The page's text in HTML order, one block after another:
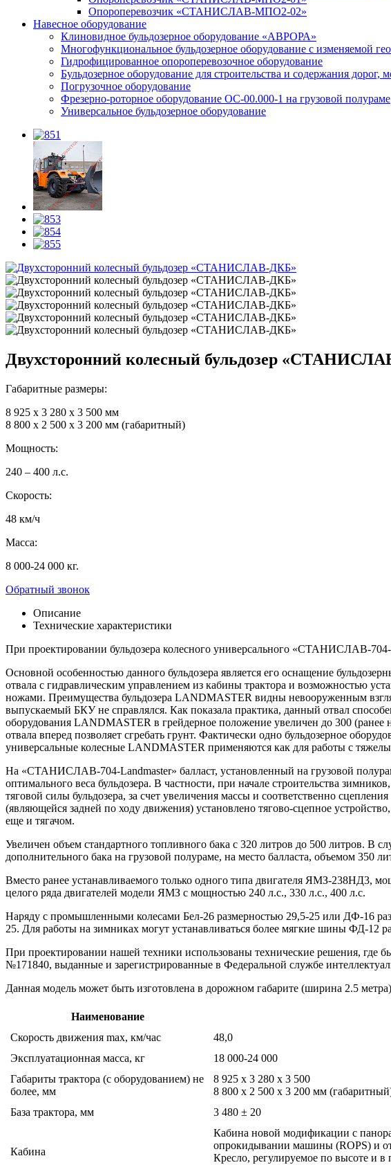
Опороперевозчик «СТАНИСЛАВ-МПО2-02»
Навесное оборудование
Клиновидное бульдозерное оборудование «АВРОРА»
Многофункциональное бульдозерное оборудование с изменяемой
Гидрофицированное опороперевозочное оборудование
Бульдозерное оборудование для строительства и содержания дорог,
Погрузочное оборудование
Фрезерно-роторное оборудование ОС-00.000-1 на грузовой полураме
Универсальное бульдозерное оборудование
Двухсторонний колесный бульдозер
Габаритные размеры:
8 925 x 3 280 x 3 500 мм
8 800 х 2 500 х 3 200 мм (габаритный)
Мощность:
240 – 400 л.с.
Скорость:
48 км/ч
Масса:
8 000-24 000 кг.
Обратный звонок
Описание
Технические характеристики
При проектировании бульдозера колесного универсального «СТАНИСЛАВ-
Основной особенностью данного бульдозера является его оснащение
отвала с гидравлическим управлением из кабины трактора и возможностью
ножами. Преимущества бульдозера LANDMASTER видны невооруженным
выпускаемый БКУ не справлялся. Как показала практика, данный отвал
оборудования LANDMASTER в грейдерное положение увеличен до 300
отвала вперед позволяет сгребать грунт. Фактически одно бульдозерное
универсальные колесные LANDMASTER применяются как для работы с
На «СТАНИСЛАВ-704-Landmaster» балласт, установленный на грузовой
оптимального веса бульдозера. В частности, при начале строительства
тяговой силы бульдозера, за счет увеличения массы и соответственно
(являющейся задней по ходу движения) установлено тягово-сцепное
еще и тягачом.
Увеличен объем стандартного топливного бака с 320 литров до 500 литров. В
дополнительного бака на грузовой полураме, на место балласта, объемом 350
Вместо ранее устанавливаемого только одного типа двигателя ЯМЗ-238НД3,
целого ряда двигателей модели ЯМЗ с мощностью 240 л.с., 330 л.с., 400 л.с.
Наряду с промышленными колесами Бел-26 размерностью 29,5-25 или ДФ-16
25. Для работы на зимниках могут устанавливаться более мягкие шины ФД-12
При проектировании нашей техники использованы технические решения,
№171840, выданные и зарегистрированные в Федеральной службе
Данная модель может быть изготовлена в дорожном габарите (ширина 2.5
Наименование
Скорость движения max, км/час
48,0
Эксплуатационная масса, кг
18 000-24 000
Габариты трактора (с оборудованием) не
более, мм
8 925 x 3 280 x 3 500
8 800 х 2 500 х 3 200 мм
База трактора, мм
3 480 ± 20
Кабина
Кабина новой модификации с
опрокидывании машины (ROPS) и
Кресло, регулируемое по высоте и